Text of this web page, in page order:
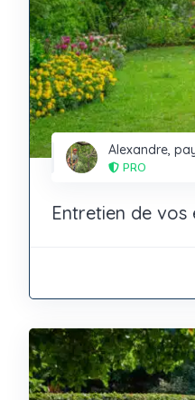
Alexandre,
PRO
Entretien de vos